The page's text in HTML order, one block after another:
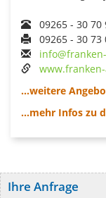
09265 - 30 70
09265 - 30 73
...weitere
...mehr Infos zu
Ihre Anfrage